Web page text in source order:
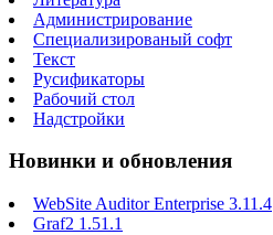
Администрирование
Специализированый софт
Текст
Русификаторы
Рабочий стол
Надстройки
Новинки и обновления
WebSite Auditor Enterprise 3.11.4
Graf2 1.51.1